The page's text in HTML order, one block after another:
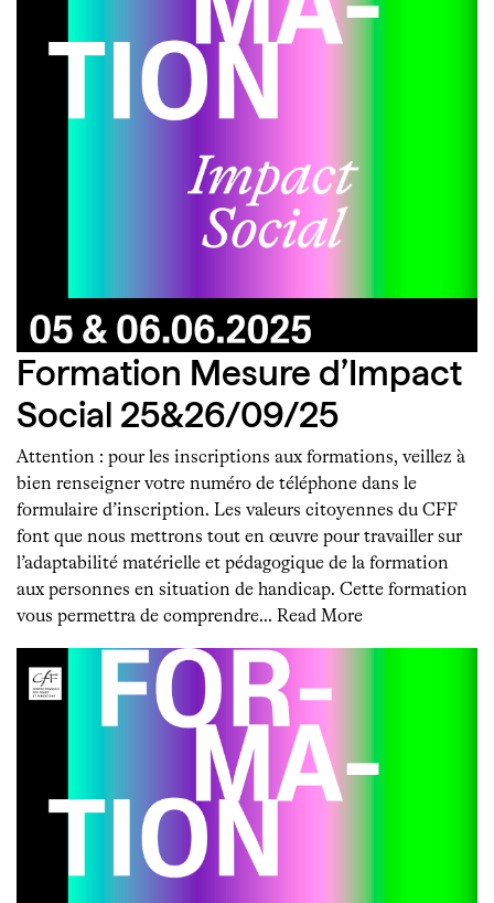
Formation Mesure d’Impact
Social 25&26/09/25
Attention : pour les inscriptions aux formations, veillez à
bien renseigner votre numéro de téléphone dans le
formulaire d’inscription. Les valeurs citoyennes du CFF
font que nous mettrons tout en œuvre pour travailler sur
l’adaptabilité matérielle et pédagogique de la formation
aux personnes en situation de handicap. Cette formation
vous permettra de comprendre… Read More